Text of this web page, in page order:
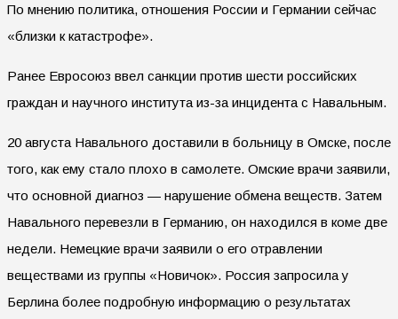
По мнению политика, отношения России и Германии сейчас
«близки к катастрофе».
Ранее Евросоюз ввел санкции против шести российских
граждан и научного института из-за инцидента с Навальным.
20 августа Навального доставили в больницу в Омске, после
того, как ему стало плохо в самолете. Омские врачи заявили,
что основной диагноз — нарушение обмена веществ. Затем
Навального перевезли в Германию, он находился в коме две
недели. Немецкие врачи заявили о его отравлении
веществами из группы «Новичок». Россия запросила у
Берлина более подробную информацию о результатах